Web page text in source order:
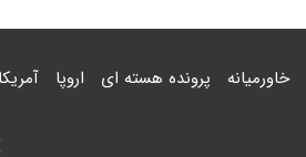
خاورمیانه پرونده هسته ای اروپا آمریکا